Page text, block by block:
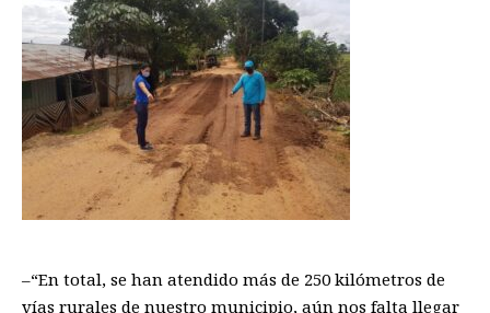
–“En total, se han atendido más de 250 kilómetros de
vías rurales de nuestro municipio, aún nos falta llegar